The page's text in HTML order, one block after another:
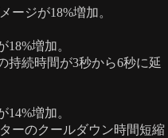
ージが18%増加。
18%増加。
持続時間が3秒から6秒に延
14%増加。
ーのクールダウン時間短縮